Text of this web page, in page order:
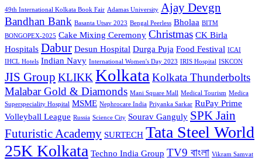
49th International Kolkata Book Fair Adamas University Ajay Devgn
Bandhan Bank Basanta Utsav 2023 Bengal Peerless Bholaa BITM
BONGOPEX-2025 Cake Mixing Ceremony Christmas CK Birla
Hospitals Dabur Desun Hospital Durga Puja Food Festival ICAI
IHCL Hotels Indian Navy International Women's Day 2023 IRIS Hospital ISKCON
JIS Group KLIKKKolkata Kolkata Thunderbolts
Malabar Gold & Diamonds Mani Square Mall Medical Tourism Medica
Superspeciality Hospital MSME Nephrocare India Priyanka Sarkar RuPay Prime
Volleyball League Russia Science City Sourav Ganguly SPK Jain
Futuristic Academy SURTECH Tata Steel World
25K Kolkata Techno India Group TV9 বাংলা Vikram Samvat